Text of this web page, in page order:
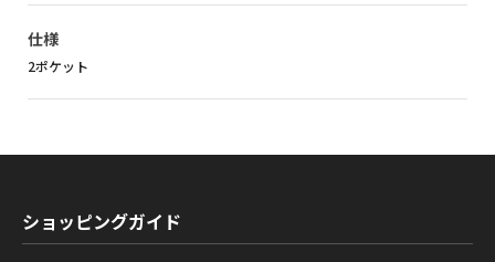
仕様
2ポケット
ショッピングガイド